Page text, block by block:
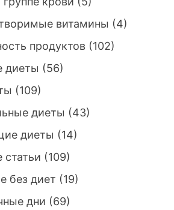
витамины (4)
продуктов(102)
диеты (56)
(109)
диеты (43)
диеты (14)
статьи (109)
без диет (19)
дни (69)